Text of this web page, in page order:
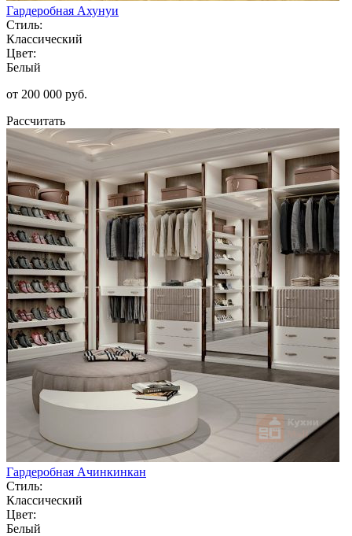
Гардеробная Ахунуи
Стиль:
Классический
Цвет:
Белый
от 200 000 руб.
Рассчитать
Гардеробная Ачинкинкан
Стиль:
Классический
Цвет:
Белый